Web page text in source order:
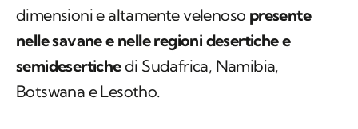
dimensioni e altamente velenoso presente
nelle savane e nelle regioni desertiche e
semidesertichedi Sudafrica, Namibia,
Botswana e Lesotho.